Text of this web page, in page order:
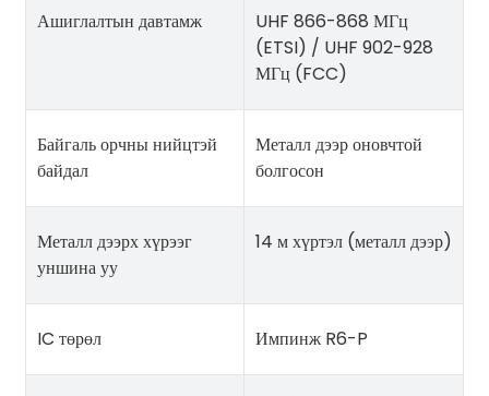
Ашиглалтын давтамж
UHF 866-868 МГц
(ETSI) / UHF 902-928
МГц (FCC)
Байгаль орчны нийцтэй
байдал
Металл дээр оновчтой
болгосон
Металл дээрх хүрээг
уншина уу
14 м хүртэл (металл дээр)
IC төрөл Импинж R6-P